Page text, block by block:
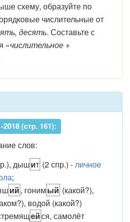
схему, образуйте по
числительные от
десять. Составьте с
«числительное +
(стр. 161):
слов:
дышит (2 спр.) -личное
;
ий, гонимый (какой?),
водой (какой?)
ейся, самолёт